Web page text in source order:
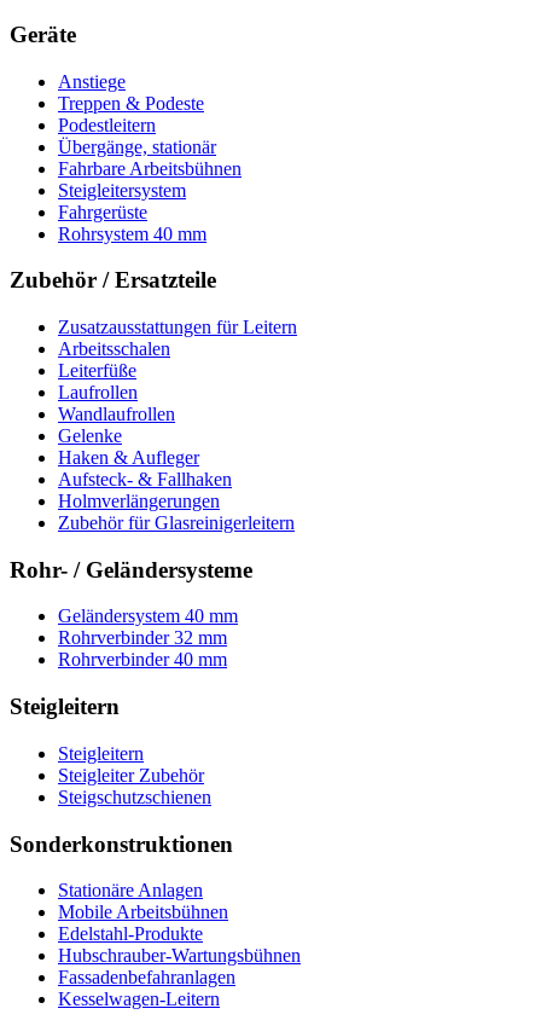
Geräte
Anstiege
Treppen & Podeste
Podestleitern
Übergänge, stationär
Fahrbare Arbeitsbühnen
Steigleitersystem
Fahrgerüste
Rohrsystem 40 mm
Zubehör / Ersatzteile
Zusatzausstattungen für Leitern
Arbeitsschalen
Leiterfüße
Laufrollen
Wandlaufrollen
Gelenke
Haken & Aufleger
Aufsteck- & Fallhaken
Holmverlängerungen
Zubehör für Glasreinigerleitern
Rohr- / Geländersysteme
Geländersystem 40 mm
Rohrverbinder 32 mm
Rohrverbinder 40 mm
Steigleitern
Steigleitern
Steigleiter Zubehör
Steigschutzschienen
Sonderkonstruktionen
Stationäre Anlagen
Mobile Arbeitsbühnen
Edelstahl-Produkte
Hubschrauber-Wartungsbühnen
Fassadenbefahranlagen
Kesselwagen-Leitern